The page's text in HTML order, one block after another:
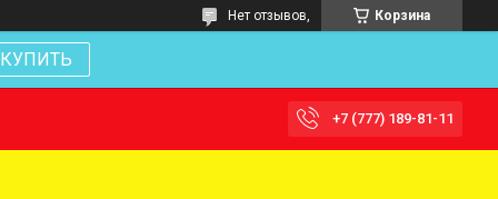
Корзина
Нет отзывов,
КУПИТЬ
+7 (777) 189-81-11